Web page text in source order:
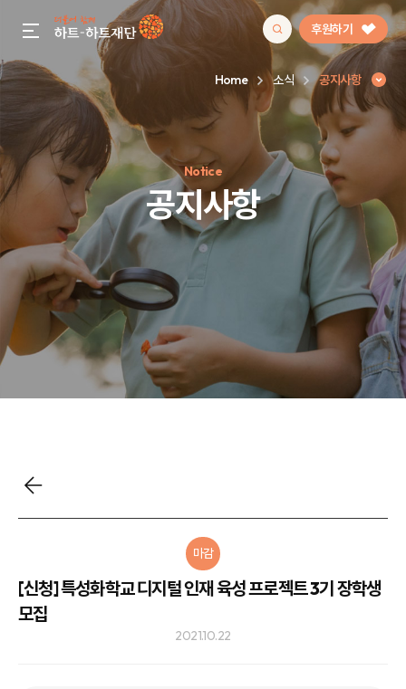
gnb menu open 후원하기
인기 키워드
#정기후원#하트플레이스#캠페인#팬덤후원
Home 소식 공지사항
Notice
공지사항
마감
[신청] 특성화학교 디지털 인재 육성 프로젝트 3기 장학생
모집
2021.10.22